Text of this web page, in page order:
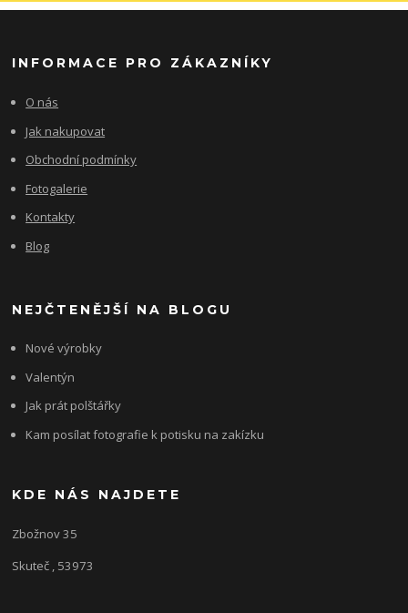
INFORMACE PRO ZÁKAZNÍKY
O nás
Jak nakupovat
Obchodní podmínky
Fotogalerie
Kontakty
Blog
NEJČTENĚJŠÍ NA BLOGU
Nové výrobky
Valentýn
Jak prát polštářky
Kam posílat fotografie k potisku na zakízku
KDE NÁS NAJDETE
Zbožnov 35
Skuteč , 53973